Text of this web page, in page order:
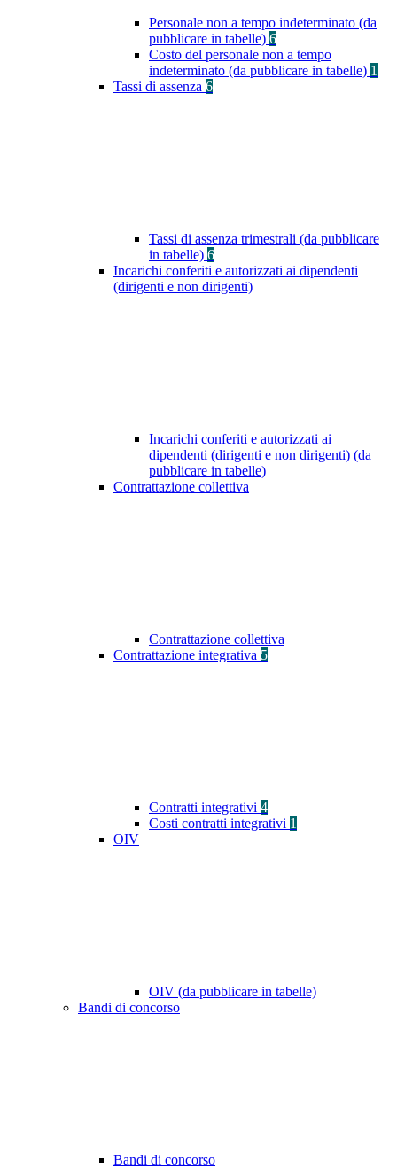
Personale non a tempo indeterminato (da
pubblicare in tabelle) 6
Costo del personale non a tempo
indeterminato (da pubblicare in tabelle) 1
Tassi di assenza 6
Tassi di assenza trimestrali (da pubblicare
in tabelle) 6
Incarichi conferiti e autorizzati ai dipendenti
(dirigenti e non dirigenti)
Incarichi conferiti e autorizzati ai
dipendenti (dirigenti e non dirigenti) (da
pubblicare in tabelle)
Contrattazione collettiva
Contrattazione collettiva
Contrattazione integrativa 5
Contratti integrativi 4
Costi contratti integrativi 1
OIV
OIV (da pubblicare in tabelle)
Bandi di concorso
Bandi di concorso